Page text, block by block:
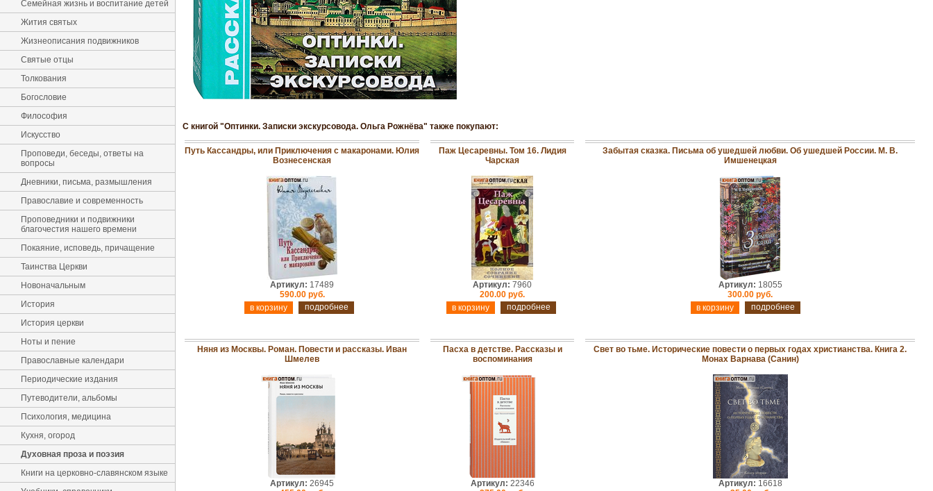
Семейная жизнь и воспитание детей
Жития святых
Жизнеописания подвижников
Святые отцы
Толкования
Богословие
Философия
Искусство
Проповеди, беседы, ответы на
вопросы
Дневники, письма, размышления
Православие и современность
Проповедники и подвижники
благочестия нашего времени
Покаяние, исповедь, причащение
Таинства Церкви
Новоначальным
История
История церкви
Ноты и пение
Православные календари
Периодические издания
Путеводители, альбомы
Психология, медицина
Кухня, огород
Духовная проза и поэзия
Книги на церковно-славянском языке
С книгой "Оптинки. Записки экскурсовода. Ольга Рожнёва" также покупают:
Путь Кассандры, или Приключения с макаронами. Юлия
Вознесенская
Артикул: 17489
590.00 руб.
подробнее
Паж Цесаревны. Том 16. Лидия
Чарская
Артикул: 7960
200.00 руб.
подробнее
Забытая сказка. Письма об ушедшей любви. Об ушедшей России. М. В.
Имшенецкая
Артикул: 18055
300.00 руб.
подробнее
Няня из Москвы. Роман. Повести и рассказы. Иван
Шмелев
Артикул: 26945
Пасха в детстве. Рассказы и
воспоминания
Артикул: 22346
Свет во тьме. Исторические повести о первых годах христианства. Книга 2.
Монах Варнава (Санин)
Артикул: 16618